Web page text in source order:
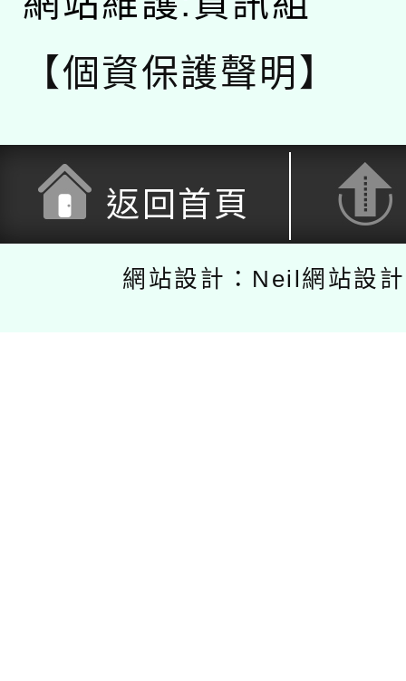
【個資保護聲明】
返回首頁
網站設計：Neil網站設